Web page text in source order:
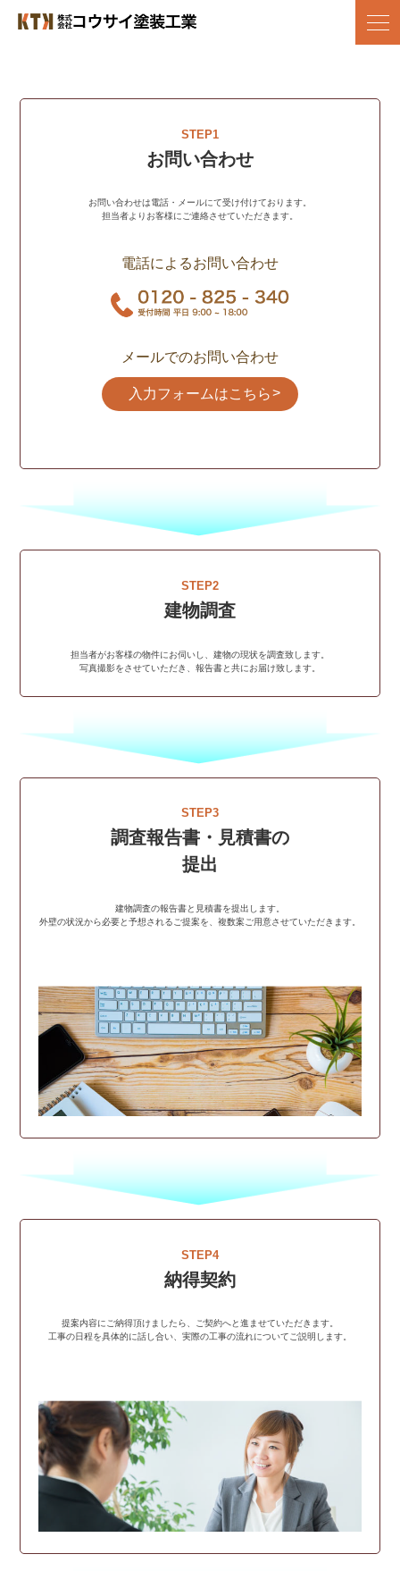
STEP1
お問い合わせ
お問い合わせは電話・メールにて受け付けております。
担当者よりお客様にご連絡させていただきます。
電話によるお問い合わせ
メールでのお問い合わせ
入力フォームはこちら
STEP2
建物調査
担当者がお客様の物件にお伺いし、建物の現状を調査致します。
写真撮影をさせていただき、報告書と共にお届け致します。
STEP3
調査報告書・見積書の
提出
建物調査の報告書と見積書を提出します。
外壁の状況から必要と予想されるご提案を、複数案ご用意させていただきます。
STEP4
納得契約
提案内容にご納得頂けましたら、ご契約へと進ませていただきます。
工事の日程を具体的に話し合い、実際の工事の流れについてご説明します。